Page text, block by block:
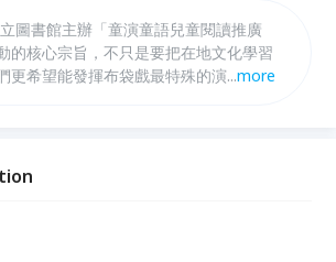
圖書館主辦「童演童語兒童閱讀推廣
的核心宗旨，不只是要把在地文化學習
更希望能發揮布袋戲最特殊的演繹方
遇到困難時可以採取哪些解決方案。這
把成長的能量帶給每一位孩子。
...more